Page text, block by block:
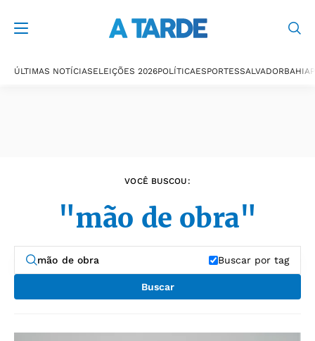
ÚLTIMAS NOTÍCIASELEIÇÕES 2026POLÍTICAESPORTESSALVADORBAHIA
VOCÊ BUSCOU:
"mão de obra"
Buscar por tag
Buscar